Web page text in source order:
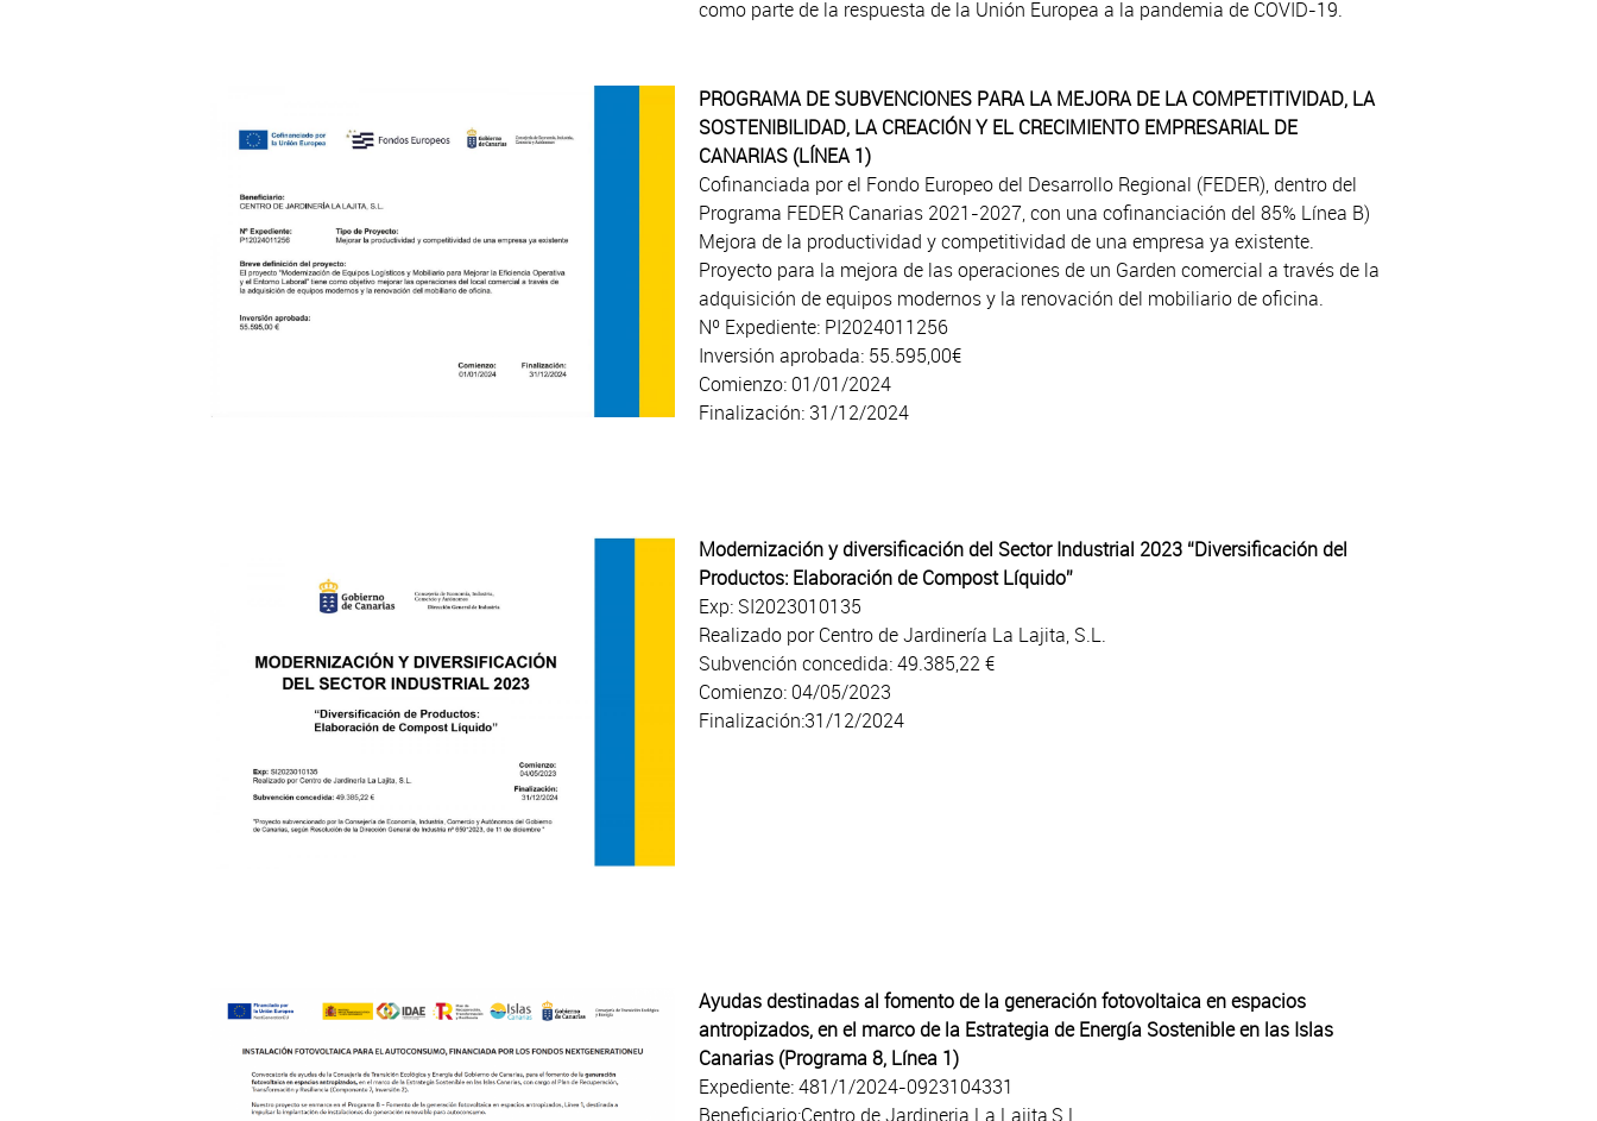
como parte de la respuesta de la Unión Europea a la pandemia de COVID-19.
PROGRAMA DE SUBVENCIONES PARA LA MEJORA DE LA COMPETITIVIDAD, LA
SOSTENIBILIDAD, LA CREACIÓN Y EL CRECIMIENTO EMPRESARIAL DE
CANARIAS (LÍNEA 1)
Cofinanciada por el Fondo Europeo del Desarrollo Regional (FEDER), dentro del
Programa FEDER Canarias 2021-2027, con una cofinanciación del 85% Línea B)
Mejora de la productividad y competitividad de una empresa ya existente.
Proyecto para la mejora de las operaciones de un Garden comercial a través de la
adquisición de equipos modernos y la renovación del mobiliario de oficina.
Nº Expediente: PI2024011256
Inversión aprobada: 55.595,00€
Comienzo: 01/01/2024
Finalización: 31/12/2024
Modernización y diversificación del Sector Industrial 2023 “Diversificación del
Productos: Elaboración de Compost Líquido”
Exp: SI2023010135
Realizado por Centro de Jardinería La Lajita, S.L.
Subvención concedida: 49.385,22 €
Comienzo: 04/05/2023
Finalización:31/12/2024
Ayudas destinadas al fomento de la generación fotovoltaica en espacios
antropizados, en el marco de la Estrategia de Energía Sostenible en las Islas
Canarias (Programa 8, Línea 1)
Expediente: 481/1/2024-0923104331
Beneficiario:Centro de Jardineria La Lajita,S.L.